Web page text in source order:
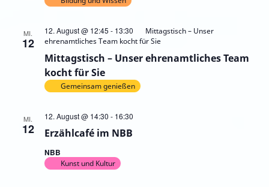
MI.
12
Mittagstisch – Unser ehrenamtliches Team
kocht für Sie
12. August @ 12:45 - 13:30
Mittagstisch – Unser
ehrenamtliches Team kocht für Sie
Gemeinsam genießen
MI.
12 Erzählcafé im NBB
12. August @ 14:30 - 16:30
NBB
Kunst und Kultur